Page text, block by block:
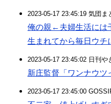
2023-05-17 23:45:19 気団
俺の親←夫婦生活には
生まれてから毎日ウ
2023-05-17 23:45:02 日刊や
新庄監督「ワンナウツ
2023-05-17 23:45:00